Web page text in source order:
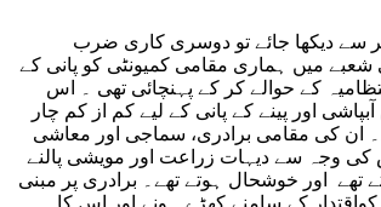
سے دیکھا جائے تو دوسری کاری ضرب
شعبے میں ہماری مقامی کمیونٹی کو پانی کے
کے حوالے کر کے پہنچائی تھی ۔ اس
اور پینے کے پانی کے لیے کم از کم چار
ان کی مقامی برادری، سماجی اور معاشی
کی وجہ سے دیہات زراعت اور مویشی پالنے
تھے اور خوشحال ہوتے تھے۔ برادری پر مبنی
کے سامنے کھڑے ہونے اور اس کا